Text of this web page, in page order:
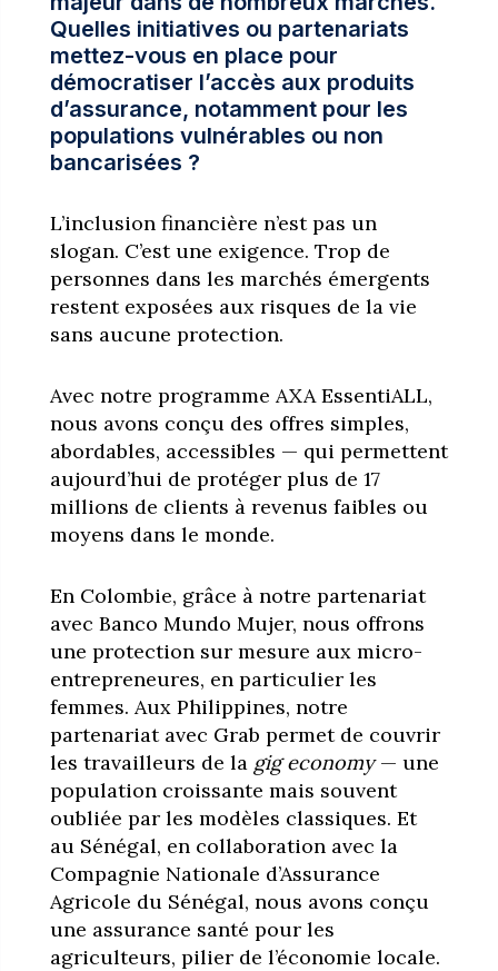
Quelles initiatives ou partenariats
mettez-vous en place pour
démocratiser l’accès aux produits
d’assurance, notamment pour les
populations vulnérables ou non
bancarisées ?
L’inclusion financière n’est pas un
slogan. C’est une exigence. Trop de
personnes dans les marchés émergents
restent exposées aux risques de la vie
sans aucune protection.
Avec notre programme AXA EssentiALL,
nous avons conçu des offres simples,
abordables, accessibles — qui permettent
aujourd’hui de protéger plus de 17
millions de clients à revenus faibles ou
moyens dans le monde.
En Colombie, grâce à notre partenariat
avec Banco Mundo Mujer, nous offrons
une protection sur mesure aux micro-
entrepreneures, en particulier les
femmes. Aux Philippines, notre
partenariat avec Grab permet de couvrir
les travailleurs de la gig economy— une
population croissante mais souvent
oubliée par les modèles classiques. Et
au Sénégal, en collaboration avec la
Compagnie Nationale d’Assurance
Agricole du Sénégal, nous avons conçu
une assurance santé pour les
agriculteurs, pilier de l’économie locale.